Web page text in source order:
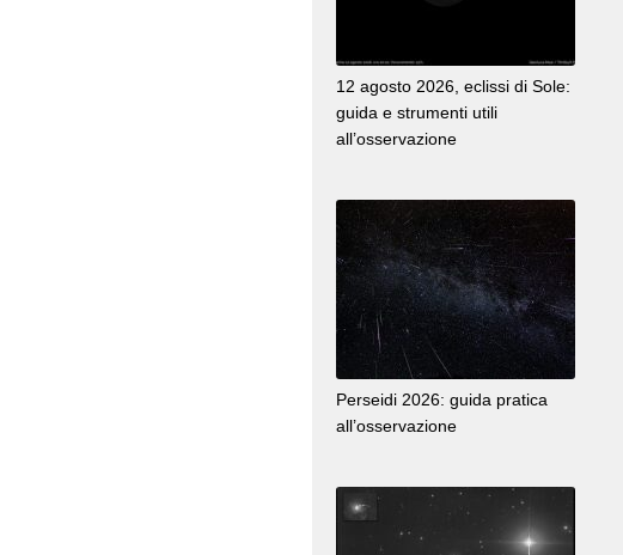
12 agosto 2026, eclissi di Sole:
guida e strumenti utili
all’osservazione
Perseidi 2026: guida pratica
all’osservazione